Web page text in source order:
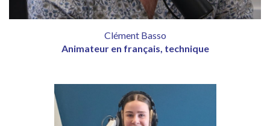
Clément Basso
Animateur en français, technique